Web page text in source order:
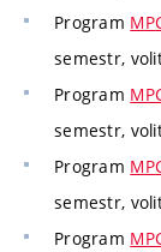
Program
semestr,
Program
semestr,
Program
semestr,
Program